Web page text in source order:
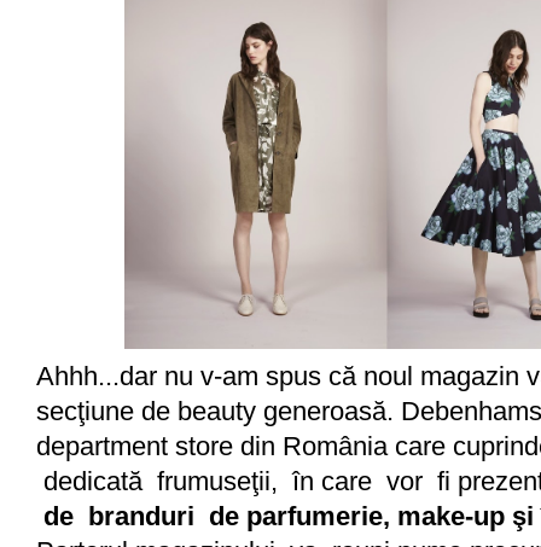
Ahhh...dar nu v-am spus cănoul magazin
secţiune de beauty generoasă.
department store din România care
dedicată frumuseţii, în care vor fi
de branduri de parfumerie, make-up